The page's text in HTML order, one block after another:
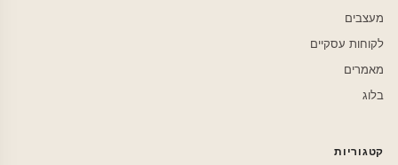
מעצבים
לקוחות עסקיים
מאמרים
בלוג
קטגוריות